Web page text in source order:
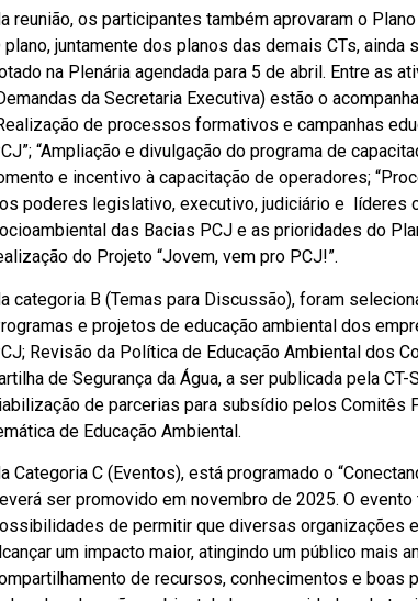
reunião, os participantes também aprovaram o
plano, juntamente dos planos das demais CTs, ainda
na Plenária agendada para 5 de abril. Entre as
da Secretaria Executiva) estão o
de processos formativos e campanhas
“Ampliação e divulgação do programa de
e incentivo à capacitação de operadores;
poderes legislativo, executivo, judiciário e líderes
das Bacias PCJ e as prioridades do
do Projeto “Jovem, vem pro PCJ!”.
categoria B (Temas para Discussão), foram
e projetos de educação ambiental dos
Revisão da Política de Educação Ambiental dos
de Segurança da Água, a ser publicada pela
de parcerias para subsídio pelos Comitês
de Educação Ambiental.
Categoria C (Eventos), está programado o
ser promovido em novembro de 2025. O
de permitir que diversas organizações
um impacto maior, atingindo um público mais
de recursos, conhecimentos e boas